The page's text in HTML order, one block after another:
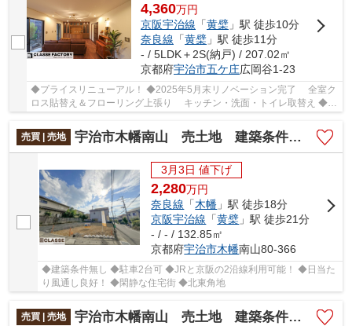
4,360万円
京阪宇治線 「黄檗」駅 徒歩10分
奈良線 「黄檗」駅 徒歩11分
- / 5LDK＋2S(納戸) / 207.02㎡
京都府宇治市五ケ庄広岡谷1-23
◆プライスリニューアル！ ◆2025年5月末リノベーション完了 全室ク
ロス貼替え＆フローリング上張り キッチン・洗面・トイレ取替え ◆土
売買 | 売地
宇治市木幡南山 売土地 建築条件無し
3月3日 値下げ
2,280万円
奈良線 「木幡 」駅 徒歩18分
京阪宇治線 「黄檗 」駅 徒歩21分
- / - / 132.85㎡
京都府宇治市木幡南山80-366
◆建築条件無し ◆駐車2台可 ◆JRと京阪の2沿線利用可能！ ◆日当た
り風通し良好！ ◆閑静な住宅街 ◆北東角地
売買 | 売地 宇治市木幡南山 売土地 建築条件付き